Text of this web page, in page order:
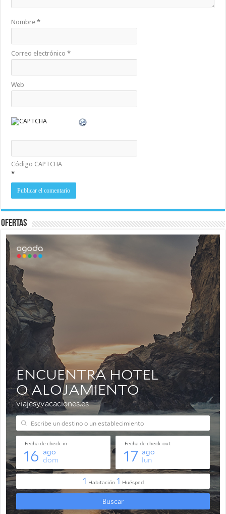
Nombre*
Correo electrónico*
Web
Código CAPTCHA
*
Ofertas